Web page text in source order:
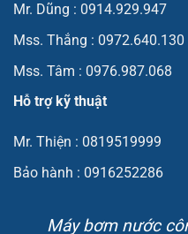
Mr. Dũng : 0914.929.947
Mss. Thắng : 0972.640.130
Mss. Tâm : 0976.987.068
Hỗ trợ kỹ thuật
Mr. Thiện : 0819519999
Bảo hành : 0916252286
Máy bơm nước